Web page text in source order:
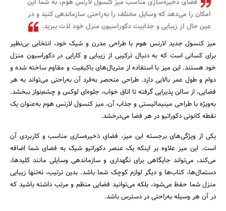
بانک، بیمه و سرمایه
فضای ذخیره‌سازی مناسب میز کنسول لارنس هوم، به شما این
امکان را می‌دهد که وسایل مختلف را به‌راحتی سازماندهی کنید و در
عین حال از زیبایی و جذابیت دکوراسیون منزل خود لذت ببرید.
میز کنسول جدید لارنس هوم با طراحی مدرن و شیک خود، انتخابی بی‌نظیر
برای کسانی است که به دنبال ترکیبی از زیبایی و کارایی در دکوراسیون منزل
خود هستند. این میز با استفاده از متریال‌های باکیفیت و مقاوم ساخته شده و
دوام و طول عمر بالایی دارد. طراحی منحصر به‌فرد آن به‌راحتی می‌تواند به هر
فضایی، از سالن پذیرایی گرفته تا اتاق خواب، جلوه‌ای لوکس و چشم‌نواز ببخشد.
به‌ویژه با طراحی مینیمالیستی و جذاب آن، میز کنسول لارنس هوم به‌عنوان یک
نقطه کانونی دکوراتیو در هر فضا می‌درخشد.
یکی از ویژگی‌های برجسته این میز، فضای ذخیره‌سازی مناسب و کاربردی آن
است. این میز علاوه بر اینکه یک عنصر دکوراتیو شیک به فضای شما اضافه
می‌کند، می‌تواند جایگاهی برای نگهداری و سازماندهی وسایلی مانند کلیدها،
دستمال‌ها، کتاب‌ها و دیگر لوازم کوچک شما باشد. بدین ترتیب، نه‌تنها زیبایی
منزل شما حفظ می‌شود، بلکه می‌توانید فضایی منظم و مرتب داشته باشید که
در آن هر وسیله به‌راحتی در دسترس باشد.